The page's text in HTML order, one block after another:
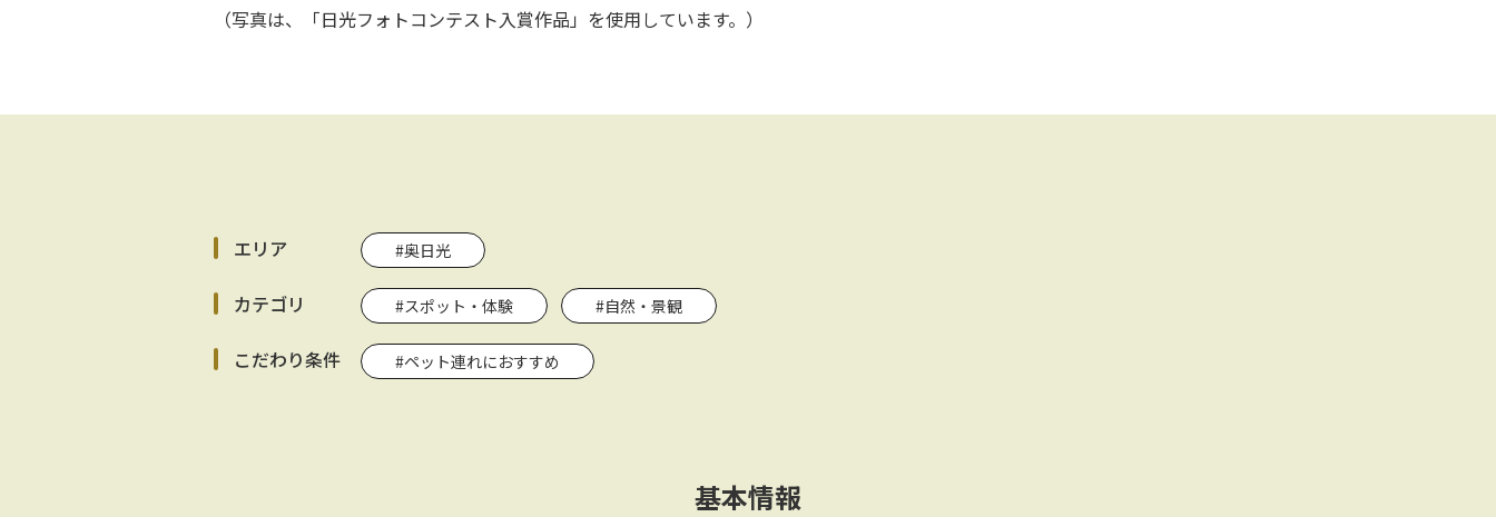
（写真は、「日光フォトコンテスト入賞作品」を使用しています。）
エリア #奥日光
カテゴリ #スポット・体験 #自然・景観
こだわり条件 #ペット連れにおすすめ
基本情報